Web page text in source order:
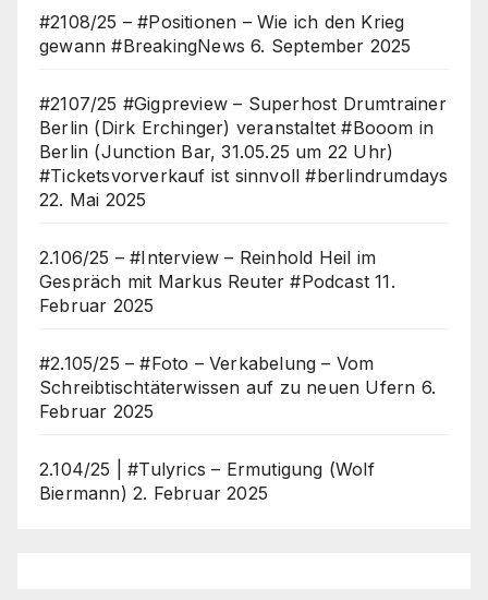
#2108/25 – #Positionen – Wie ich den Krieg
gewann #BreakingNews 6. September 2025
#2107/25 #Gigpreview – Superhost Drumtrainer
Berlin (Dirk Erchinger) veranstaltet #Booom in
Berlin (Junction Bar, 31.05.25 um 22 Uhr)
#Ticketsvorverkauf ist sinnvoll #berlindrumdays
22. Mai 2025
2.106/25 – #Interview – Reinhold Heil im
Gespräch mit Markus Reuter #Podcast 11.
Februar 2025
#2.105/25 – #Foto – Verkabelung – Vom
Schreibtischtäterwissen auf zu neuen Ufern 6.
Februar 2025
2.104/25 | #Tulyrics – Ermutigung (Wolf
Biermann) 2. Februar 2025